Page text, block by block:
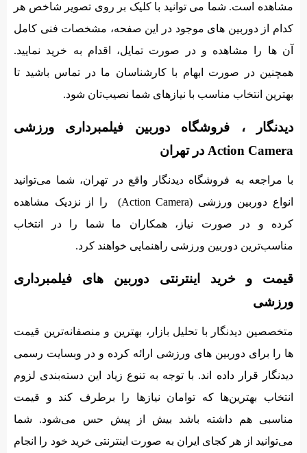
مشاهده است. شما می توانید با کلیک بر روی تصویر شاخص هر
کدام از دوربین های موجود در این صفحه، مشخصات فنی کامل
آن ها را مشاهده و در صورت تمایل، اقدام به خرید نمایید.
همچنین در صورت ابهام با کارشناسان ما در تماس باشید تا
بهترین انتخاب مناسب با نیازهای شما نصیب‌تان شود.
دیدنگار ، فروشگاه دوربین فیلمبرداری ورزشی
Action Camera در تهران
با مراجعه به فروشگاه دیدنگار واقع در تهران، شما می‌توانید
انواع دوربین ورزشی (Action Camera) را از نزدیک مشاهده
کرده و در صورت نیاز، همکاران ما شما را در انتخاب
مناسب‌ترین دوربین ورزشی راهنمایی خواهند کرد.
قیمت و خرید اینترنتی دوربین های فیلمبرداری
ورزشی
متخصصین دیدنگار با تحلیل بازار، بهترین و منصفانه‌ترین قیمت‌
ها را برای دوربین های ورزشی ارائه کرده و در وبسایت رسمی
دیدنگار قرار داده اند. با توجه به تنوع زیاد این دسته‌بندی لزوم
انتخاب بهترین‌ها که توامان نیازها را برطرف کند و قیمت
مناسبی هم داشته باشد بیش از پیش حس می‌شود. شما
می‌توانید از هر کجای ایران به صورت اینترنتی خرید خود را انجام